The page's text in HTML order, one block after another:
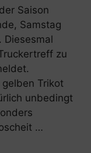
Saison
Samstag
Diesesmal
zu
Trikot
unbedingt
…